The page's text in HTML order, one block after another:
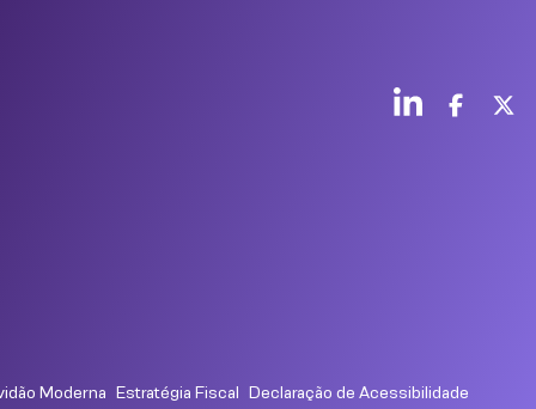
Moderna Estratégia Fiscal Declaração de Acessibilidade